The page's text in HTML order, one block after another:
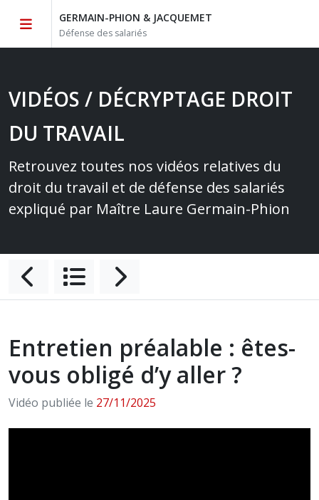
GERMAIN-PHION & JACQUEMET
Défense des salariés
VIDÉOS / DÉCRYPTAGE DROIT
DU TRAVAIL
Retrouvez toutes nos vidéos relatives du
droit du travail et de défense des salariés
expliqué par Maître Laure Germain-Phion
Entretien préalable : êtes-
vous obligé d’y aller ?
Vidéo publiée le 27/11/2025